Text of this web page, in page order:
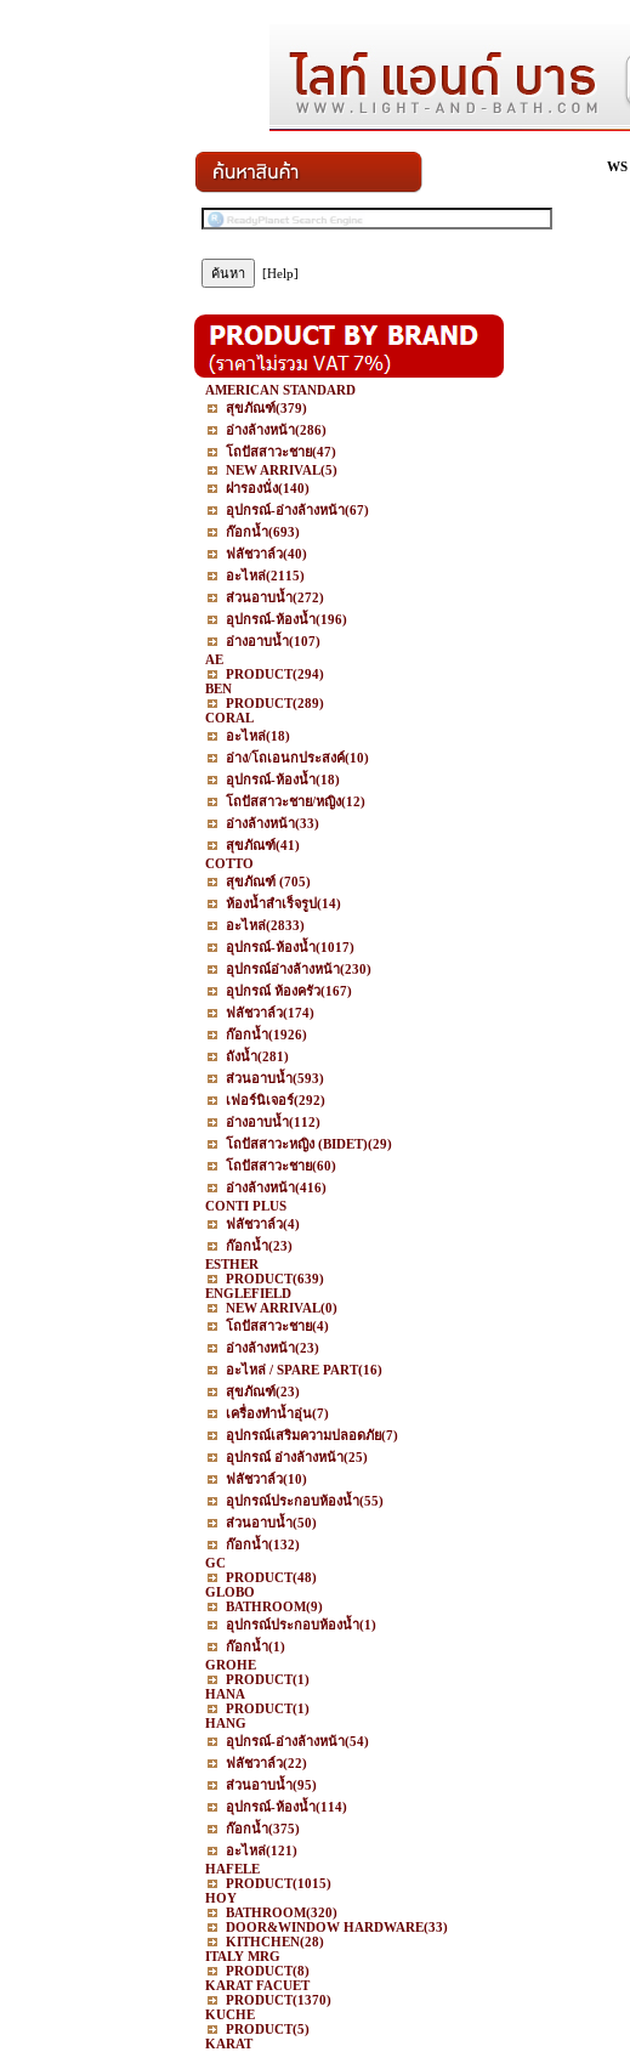
[Help]
AMERICAN STANDARD
สุขภัณฑ์(379)
อ่างล้างหน้า(286)
โถปัสสาวะชาย(47)
NEW ARRIVAL(5)
ฝารองนั่ง(140)
อุปกรณ์-อ่างล้างหน้า(67)
ก๊อกน้ำ(693)
ฟลัชวาล์ว(40)
อะไหล่(2115)
ส่วนอาบน้ำ(272)
อุปกรณ์-ห้องน้ำ(196)
อ่างอาบน้ำ(107)
AE
PRODUCT(294)
BEN
PRODUCT(289)
CORAL
อะไหล่(18)
อ่าง/โถเอนกประสงค์(10)
อุปกรณ์-ห้องน้ำ(18)
โถปัสสาวะชาย/หญิง(12)
อ่างล้างหน้า(33)
สุขภัณฑ์(41)
COTTO
สุขภัณฑ์ (705)
ห้องน้ำสำเร็จรูป(14)
อะไหล่(2833)
อุปกรณ์-ห้องน้ำ(1017)
อุปกรณ์อ่างล้างหน้า(230)
อุปกรณ์ ห้องครัว(167)
ฟลัชวาล์ว(174)
ก๊อกน้ำ(1926)
ถังน้ำ(281)
ส่วนอาบน้ำ(593)
เฟอร์นิเจอร์(292)
อ่างอาบน้ำ(112)
โถปัสสาวะหญิง (BIDET)(29)
โถปัสสาวะชาย(60)
อ่างล้างหน้า(416)
CONTI PLUS
ฟลัชวาล์ว(4)
ก๊อกน้ำ(23)
ESTHER
PRODUCT(639)
ENGLEFIELD
NEW ARRIVAL(0)
โถปัสสาวะชาย(4)
อ่างล้างหน้า(23)
อะไหล่ / SPARE PART(16)
สุขภัณฑ์(23)
เครื่องทำน้ำอุ่น(7)
อุปกรณ์เสริมความปลอดภัย(7)
อุปกรณ์ อ่างล้างหน้า(25)
ฟลัชวาล์ว(10)
อุปกรณ์ประกอบห้องน้ำ(55)
ส่วนอาบน้ำ(50)
ก๊อกน้ำ(132)
GC
PRODUCT(48)
GLOBO
BATHROOM(9)
อุปกรณ์ประกอบห้องน้ำ(1)
ก๊อกน้ำ(1)
GROHE
PRODUCT(1)
HANA
PRODUCT(1)
HANG
อุปกรณ์-อ่างล้างหน้า(54)
ฟลัชวาล์ว(22)
ส่วนอาบน้ำ(95)
อุปกรณ์-ห้องน้ำ(114)
ก๊อกน้ำ(375)
อะไหล่(121)
HAFELE
PRODUCT(1015)
HOY
BATHROOM(320)
DOOR&WINDOW HARDWARE(33)
KITHCHEN(28)
ITALY MRG
PRODUCT(8)
KARAT FACUET
PRODUCT(1370)
KUCHE
PRODUCT(5)
KARAT
WS